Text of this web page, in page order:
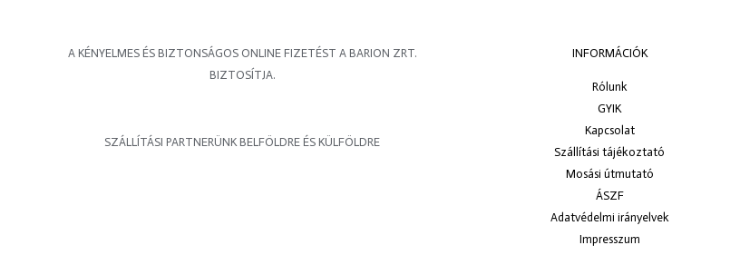
A KÉNYELMES ÉS BIZTONSÁGOS ONLINE FIZETÉST A BARION ZRT.
BIZTOSÍTJA.
SZÁLLÍTÁSI PARTNERÜNK BELFÖLDRE ÉS KÜLFÖLDRE
INFORMÁCIÓK
Rólunk
GYIK
Kapcsolat
Szállítási tájékoztató
Mosási útmutató
ÁSZF
Adatvédelmi irányelvek
Impresszum